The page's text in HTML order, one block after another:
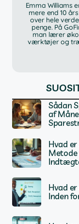
Emma Williams
mere end 10
over hele
penge. På
man lærer
værktøjer og
Sådan
af
Hvad
Metode
Hvad
Inden